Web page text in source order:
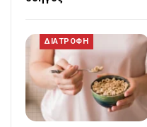
ΔΙΑΤΡΟΦΗ